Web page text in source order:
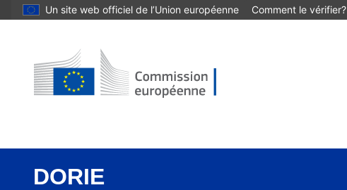
Un site web officiel de l’Union européenne Comment le vérifier?
DORIE